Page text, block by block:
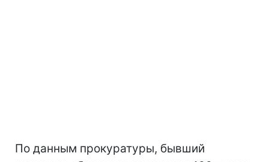
По данным прокуратуры, бывший